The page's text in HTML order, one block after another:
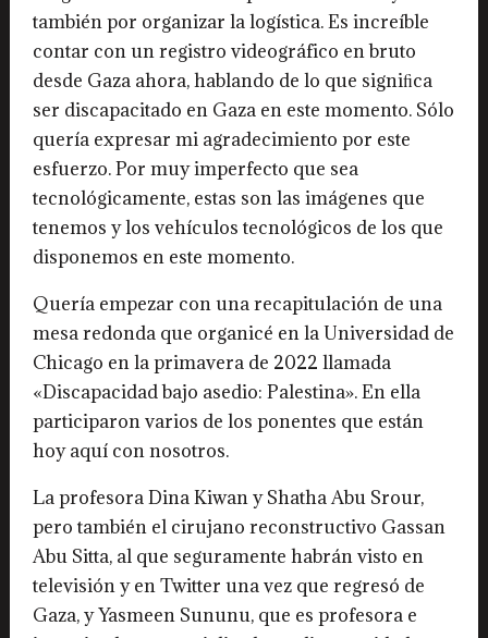
también por organizar la logística. Es increíble
contar con un registro videográfico en bruto
desde Gaza ahora, hablando de lo que signiﬁca
ser discapacitado en Gaza en este momento. Sólo
quería expresar mi agradecimiento por este
esfuerzo. Por muy imperfecto que sea
tecnológicamente, estas son las imágenes que
tenemos y los vehículos tecnológicos de los que
disponemos en este momento.
Quería empezar con una recapitulación de una
mesa redonda que organicé en la Universidad de
Chicago en la primavera de 2022 llamada
«Discapacidad bajo asedio: Palestina». En ella
participaron varios de los ponentes que están
hoy aquí con nosotros.
La profesora Dina Kiwan y Shatha Abu Srour,
pero también el cirujano reconstructivo Gassan
Abu Sitta, al que seguramente habrán visto en
televisión y en Twitter una vez que regresó de
Gaza, y Yasmeen Sununu, que es profesora e